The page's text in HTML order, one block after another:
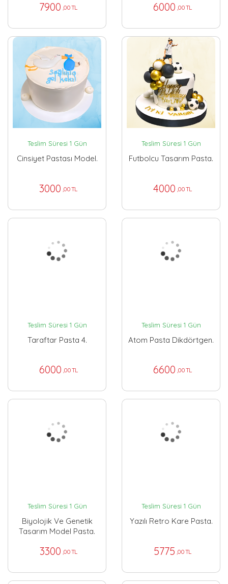
7900 ,00 TL 6000 ,00 TL
Teslim Süresi 1 Gün
Cinsiyet Pastası Model.
3000 ,00 TL
Teslim Süresi 1 Gün
Futbolcu Tasarım Pasta.
4000 ,00 TL
Teslim Süresi 1 Gün
Taraftar Pasta 4.
6000 ,00 TL
Teslim Süresi 1 Gün
Atom Pasta Dikdörtgen.
6600 ,00 TL
Teslim Süresi 1 Gün
Biyolojik Ve Genetik
Tasarım Model Pasta.
3300 ,00 TL
Teslim Süresi 1 Gün
Yazılı Retro Kare Pasta.
5775 ,00 TL